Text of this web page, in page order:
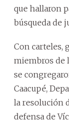
que hallaron
búsqueda de
Con carteles,
miembros de
se
Caacupé,
la resolución
defensa de